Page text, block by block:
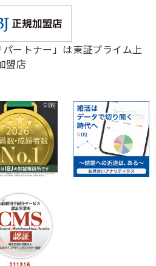
パートナー」は東証プライム上
盟店